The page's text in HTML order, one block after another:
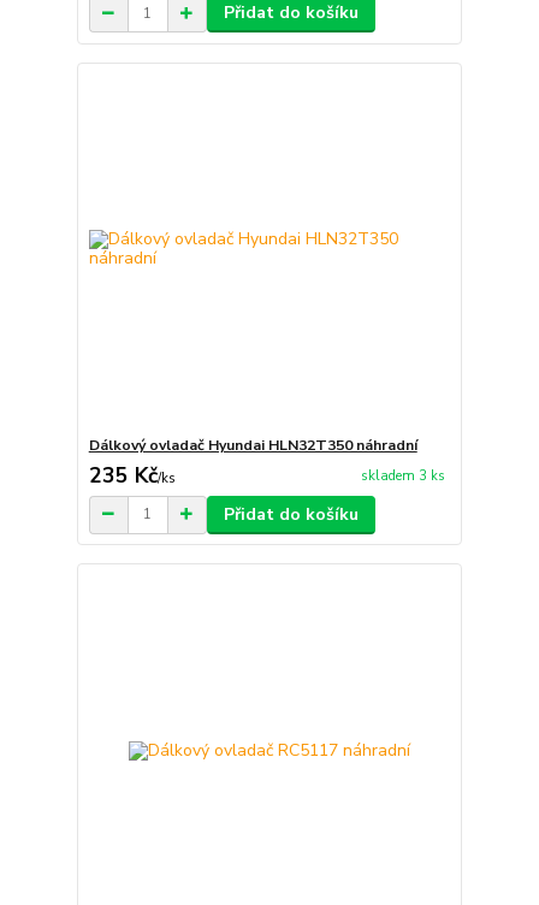
Přidat do košíku
Dálkový ovladač Hyundai HLN32T350 náhradní
235 Kč/ks skladem 3 ks
Přidat do košíku